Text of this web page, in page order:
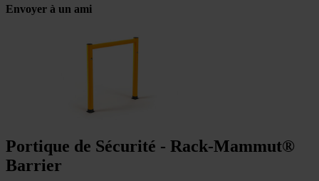
Envoyer à un ami
Portique de Sécurité - Rack-Mammut®
Barrier